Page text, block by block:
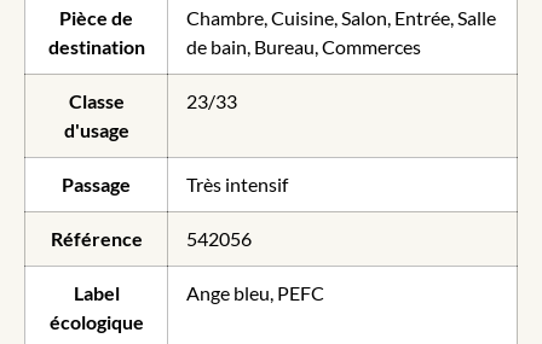
Pièce de
destination
Chambre, Cuisine, Salon, Entrée, Salle
de bain, Bureau, Commerces
Classe
d'usage
23/33
Passage Très intensif
Référence 542056
Label
écologique
Ange bleu, PEFC